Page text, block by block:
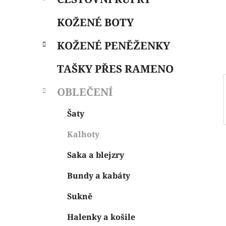
p
l
KOŽENÉ BOTY
KOŽENÉ PENĚŽENKY
TAŠKY PŘES RAMENO
OBLEČENÍ
Šaty
Kalhoty
Saka a blejzry
Bundy a kabáty
Sukně
Halenky a košile